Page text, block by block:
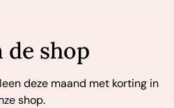
de shop
deze maand met korting in
shop.